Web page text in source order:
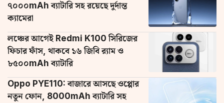
৭০০০mAh ব্যাটারি সহ রয়েছে দুর্দান্ত
ক্যামেরা
লঞ্চের আগেই Redmi K100 সিরিজের
ফিচার ফাঁস, থাকবে ১৬ জিবি র‌্যাম ও
৮৫০০mAh ব্যাটারি
Oppo PYE110: বাজারে আসছে ওপ্পোর
নতুন ফোন, 8000mAh ব্যাটারি সহ